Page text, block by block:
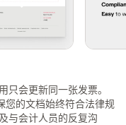
只会更新同一张发票。
您的文档始终符合法律规
与会计人员的反复沟